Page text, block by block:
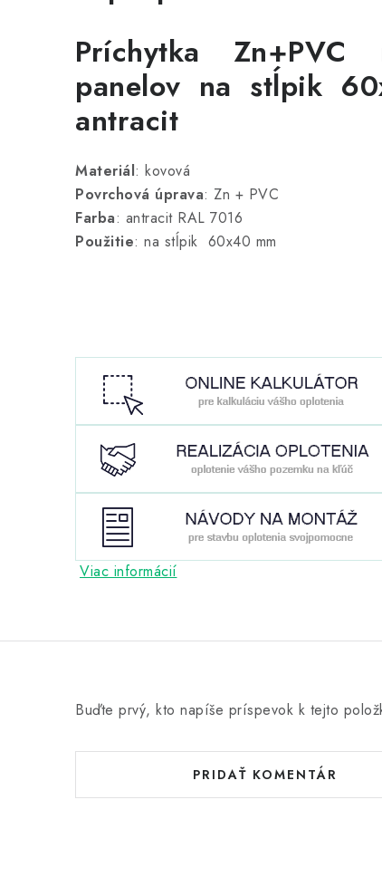
Príchytka Zn+PVC
panelov na stĺpik
antracit
Materiál: kovová
Povrchová úprava: Zn + PVC
Farba: antracit RAL 7016
Použitie: na stĺpik 60x40 mm
Viac informácií
Buďte prvý, kto napíše príspevok k tejto
PRIDAŤ KOMENTÁR